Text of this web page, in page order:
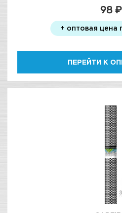
98 ₽
+ оптовая цена
ПЕРЕЙТИ К